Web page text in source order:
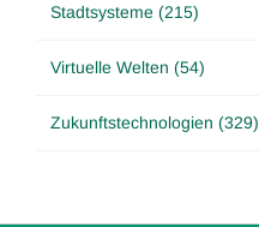
Stadtsysteme (215)
Virtuelle Welten (54)
Zukunftstechnologien (329)